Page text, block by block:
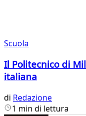
Scuola
Il Politecnico di
italiana
di Redazione
1 min di lettura